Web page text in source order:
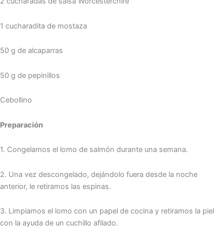
1 cucharadita de mostaza
50 g de alcaparras
50 g de pepinillos
Cebollino
Preparación
1. Congelamos el lomo de salmón durante una semana.
2. Una vez descongelado, dejándolo fuera desde la noche
anterior, le retiramos las espinas.
3. Limpiamos el lomo con un papel de cocina y retiramos la piel
con la ayuda de un cuchillo afilado.